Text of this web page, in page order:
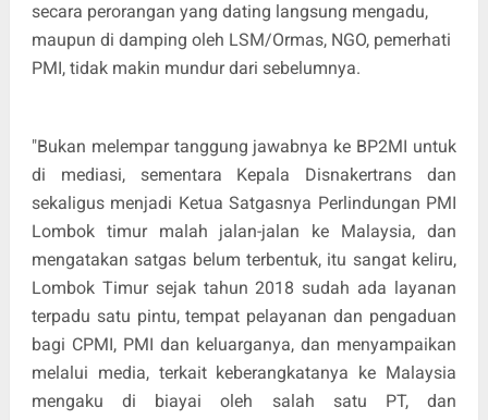
secara perorangan yang dating langsung mengadu,
maupun di damping oleh LSM/Ormas, NGO, pemerhati
PMI, tidak makin mundur dari sebelumnya.
"Bukan melempar tanggung jawabnya ke BP2MI untuk
di mediasi, sementara Kepala Disnakertrans dan
sekaligus menjadi Ketua Satgasnya Perlindungan PMI
Lombok timur malah jalan-jalan ke Malaysia, dan
mengatakan satgas belum terbentuk, itu sangat keliru,
Lombok Timur sejak tahun 2018 sudah ada layanan
terpadu satu pintu, tempat pelayanan dan pengaduan
bagi CPMI, PMI dan keluarganya, dan menyampaikan
melalui media, terkait keberangkatanya ke Malaysia
mengaku di biayai oleh salah satu PT, dan